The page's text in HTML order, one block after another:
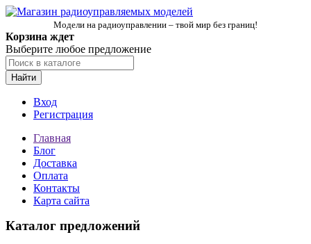
Модели на радиоуправлении – твой мир без границ!
Корзина ждет
Выберите любое предложение
Найти
Вход
Регистрация
Главная
Блог
Доставка
Оплата
Контакты
Карта сайта
Каталог предложений